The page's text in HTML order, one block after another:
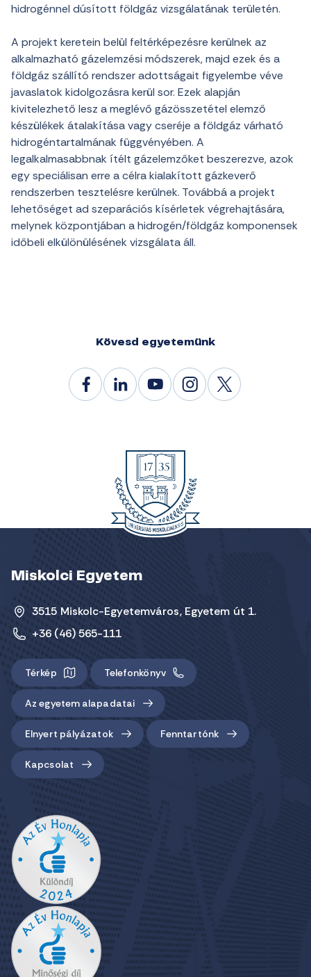
hidrogénnel dúsított földgáz vizsgálatának területén.
A projekt keretein belül feltérképezésre kerülnek az
alkalmazható gázelemzési módszerek, majd ezek és a
földgáz szállító rendszer adottságait figyelembe véve
javaslatok kidolgozásra kerül sor. Ezek alapján
kivitelezhető lesz a meglévő gázösszetétel elemző
készülékek átalakítása vagy cseréje a földgáz várható
hidrogéntartalmának függvényében. A
legalkalmasabbnak ítélt gázelemzőket beszerezve, azok
egy speciálisan erre a célra kialakított gázkeverő
rendszerben tesztelésre kerülnek. Továbbá a projekt
lehetőséget ad szeparációs kísérletek végrehajtására,
melynek központjában a hidrogén/földgáz komponensek
időbeli elkülönülésének vizsgálata áll.
Kövesd egyetemünk
Miskolci Egyetem
3515 Miskolc-Egyetemváros, Egyetem út 1.
+36 (46) 565-111
Térkép Telefonkönyv
Az egyetem alapadatai
Elnyert pályázatok Fenntartónk
Kapcsolat